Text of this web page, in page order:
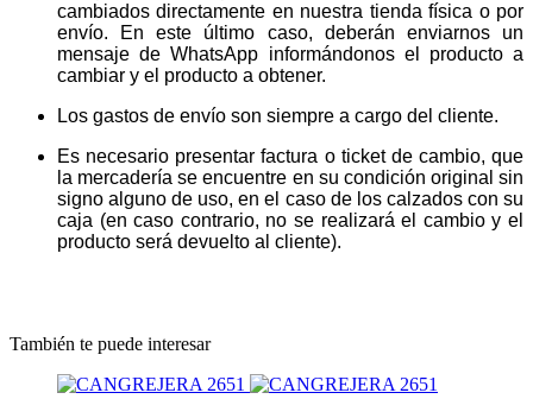
cambiados directamente en nuestra tienda física o por
envío. En este último caso, deberán enviarnos un
mensaje de WhatsApp informándonos el producto a
cambiar y el producto a obtener.
Los gastos de envío son siempre a cargo del cliente.
Es necesario presentar factura o ticket de cambio, que
la mercadería se encuentre en su condición original sin
signo alguno de uso, en el caso de los calzados con su
caja (en caso contrario, no se realizará el cambio y el
producto será devuelto al cliente).
También te puede interesar